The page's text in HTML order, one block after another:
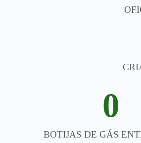
BOTIJAS DE GÁS
0